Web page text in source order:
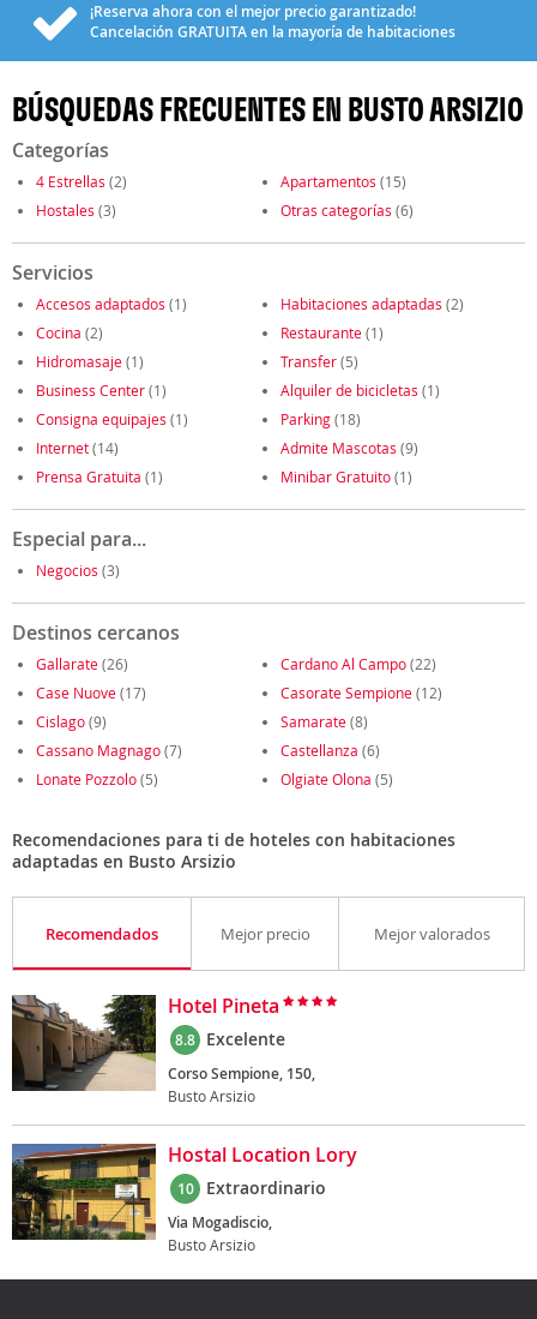
¡Reserva ahora con el mejor precio garantizado!
Cancelación GRATUITAen la mayoría de habitaciones
BÚSQUEDAS FRECUENTES EN BUSTO ARSIZIO
Categorías
4 Estrellas (2) Apartamentos (15)
Hostales (3) Otras categorías (6)
Servicios
Accesos adaptados (1) Habitaciones adaptadas (2)
Cocina (2) Restaurante(1)
Hidromasaje(1) Transfer(5)
Business Center(1) Alquiler de bicicletas (1)
Consigna equipajes (1) Parking(18)
Internet(14) Admite Mascotas (9)
Prensa Gratuita (1) Minibar Gratuito(1)
Especial para...
Negocios (3)
Destinos cercanos
Gallarate(26) Cardano Al Campo(22)
Case Nuove(17) Casorate Sempione(12)
Cislago(9) Samarate(8)
Cassano Magnago(7) Castellanza (6)
Lonate Pozzolo(5) Olgiate Olona (5)
Recomendaciones para ti de hoteles con habitaciones
adaptadas en Busto Arsizio
Recomendados Mejor precio Mejor valorados
Hotel Pineta
8.8 Excelente
Corso Sempione, 150,
Busto Arsizio
Hostal Location Lory
10 Extraordinario
Via Mogadiscio,
Busto Arsizio